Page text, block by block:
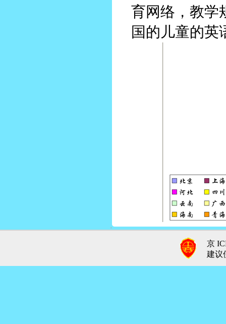
育网络，教学
国的儿童的英
京
建议